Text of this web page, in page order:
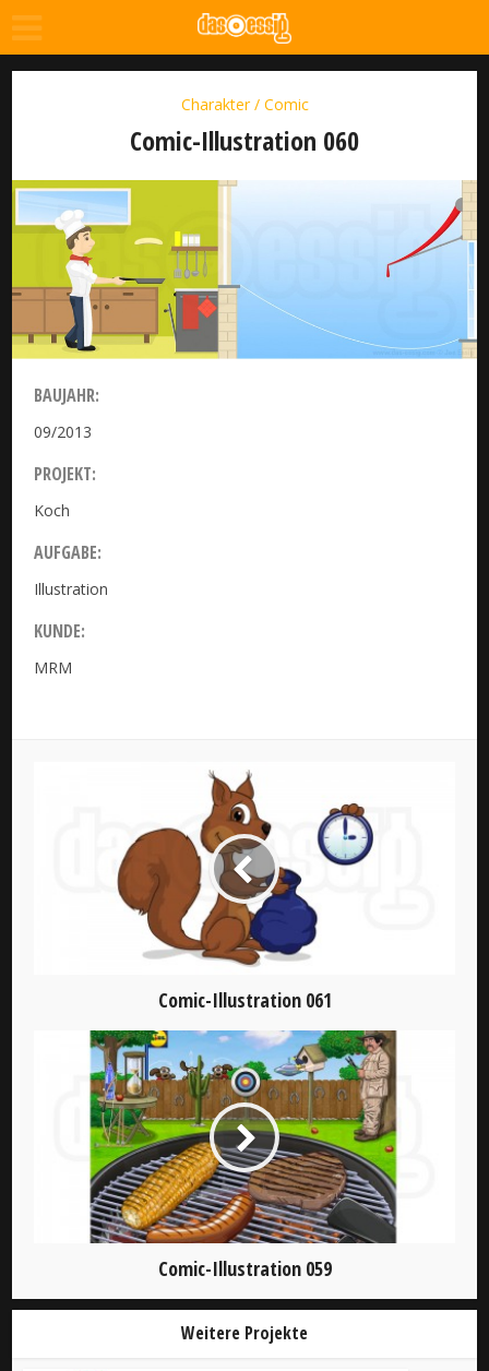
Charakter / Comic
Comic-Illustration 060
BAUJAHR:
09/2013
PROJEKT:
Koch
AUFGABE:
Illustration
KUNDE:
MRM
Comic-Illustration 061
Comic-Illustration 059
Weitere Projekte